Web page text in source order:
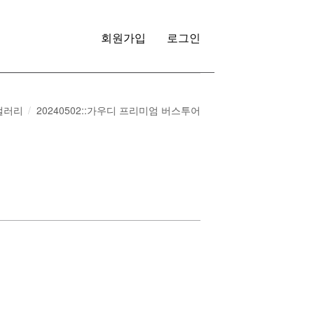
회원가입 로그인
러리 20240502::가우디 프리미엄 버스투어